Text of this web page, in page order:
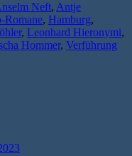
Neft, Antje
Romane, Hamburg,
, Leonhard Hieronymi,
Hommer, Verführung